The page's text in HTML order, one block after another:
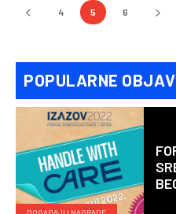
4 5 6
POPULARNE